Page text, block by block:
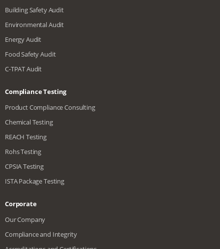
Building Safety Audit
Environmental Audit
Energy Audit
Food Safety Audit
C-TPAT Audit
Compliance Testing
Product Compliance Consulting
Chemical Testing
REACH Testing
Rohs Testing
CPSIA Testing
ISTA Package Testing
Corporate
Our Company
Compliance and Integrity